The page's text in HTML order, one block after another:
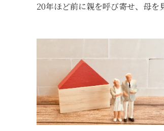
20年ほど前に親を呼び寄せ、母を